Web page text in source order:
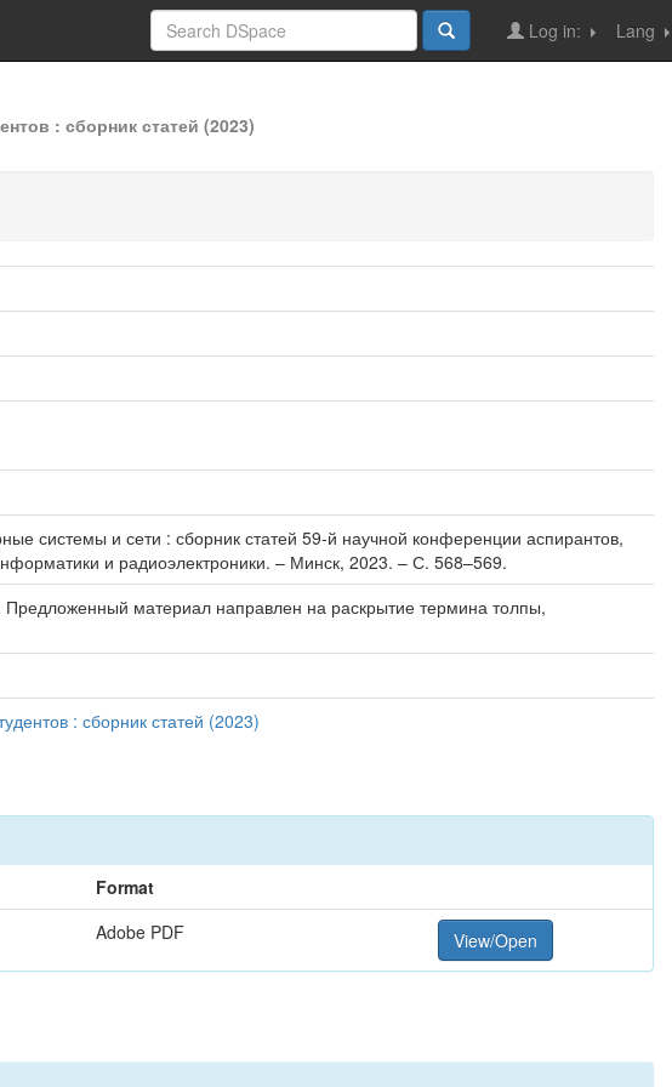
Lang
Log in:
: сборник статей (2023)
системы и сети : сборник статей 59-й научной конференции аспирантов,
и радиоэлектроники. – Минск, 2023. – С. 568–569.
материал направлен на раскрытие термина толпы,
: сборник статей (2023)
Format
Adobe PDF View/Open